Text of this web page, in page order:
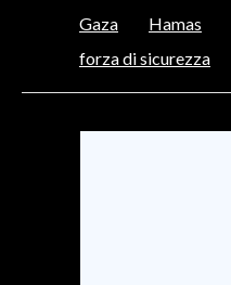
CULTURA
SPETTACOLI
Gaza
Hamas
forza di sicurezza